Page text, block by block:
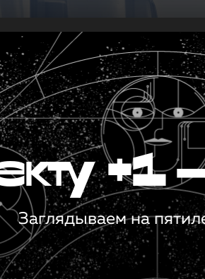
+1
Заглядываем на